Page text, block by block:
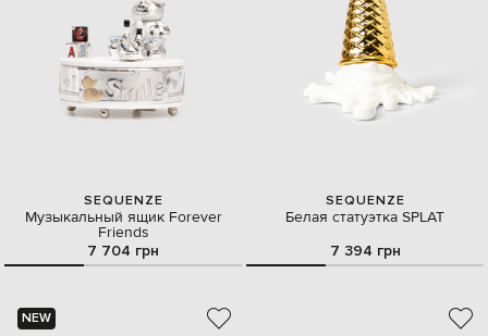
SEQUENZE
Музыкальный ящик Forever
Friends
7 704 грн
SEQUENZE
Белая статуэтка SPLAT
7 394 грн
NEW